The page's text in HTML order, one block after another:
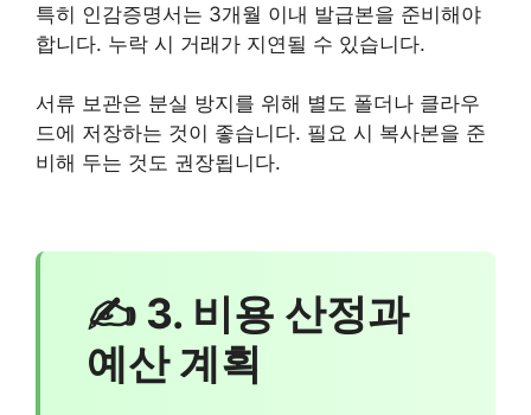
특히 인감증명서는 3개월 이내 발급본을 준비해야
합니다. 누락 시 거래가 지연될 수 있습니다.
서류 보관은 분실 방지를 위해 별도 폴더나 클라우
드에 저장하는 것이 좋습니다. 필요 시 복사본을 준
비해 두는 것도 권장됩니다.
✍ 3. 비용 산정과
예산 계획